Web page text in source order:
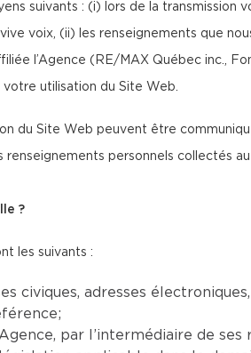
suivants : (i) lors de la
voix, (ii) les renseignements que
l’Agence (RE/MAX Québec inc.,
utilisation du Site Web.
du Site Web peuvent être
personnels collectés
?
les suivants :
civiques, adresses
par l’intermédiaire de